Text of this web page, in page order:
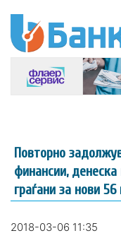
Повторно
финансии,
граѓани за нови
2018-03-06 11:35